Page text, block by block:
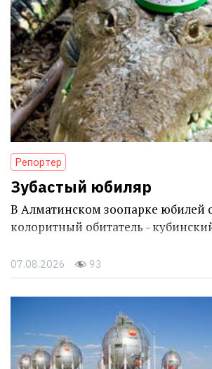
Репортер
Зубастый юбиляр
В Алматинском зоопарке юбилей
колоритный обитатель -
07.08.2026 93